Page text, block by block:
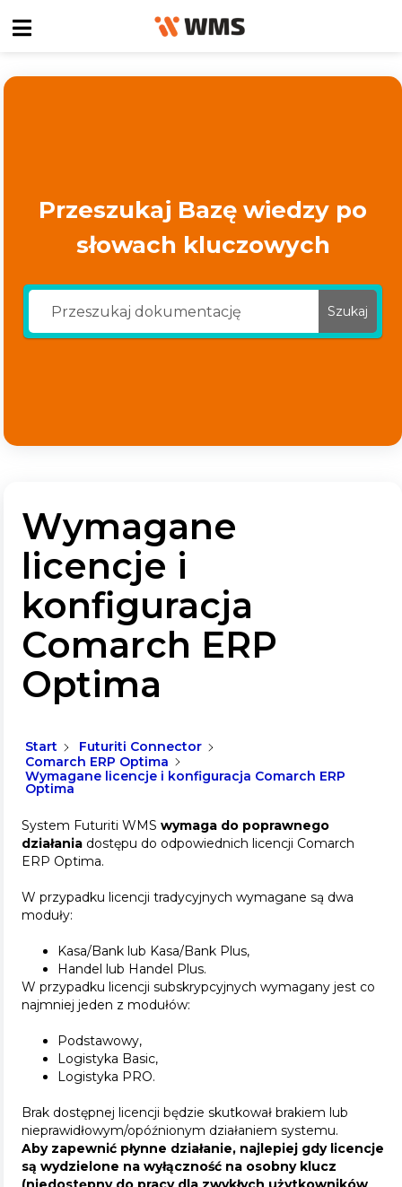
Przeszukaj Bazę wiedzy po
słowach kluczowych
Szukaj
Wymagane
licencje i
konfiguracja
Comarch ERP
Optima
Start
Futuriti Connector
Comarch ERP Optima
Wymagane licencje i konfiguracja Comarch ERP
Optima
System Futuriti WMS wymaga do poprawnego
działania dostępu do odpowiednich licencji Comarch
ERP Optima.
W przypadku licencji tradycyjnych wymagane są dwa
moduły:
Kasa/Bank lub Kasa/Bank Plus,
Handel lub Handel Plus.
W przypadku licencji subskrypcyjnych wymagany jest co
najmniej jeden z modułów:
Podstawowy,
Logistyka Basic,
Logistyka PRO.
Brak dostępnej licencji będzie skutkował brakiem lub
nieprawidłowym/opóźnionym działaniem systemu.
Aby zapewnić płynne działanie, najlepiej gdy licencje
są wydzielone na wyłączność na osobny klucz